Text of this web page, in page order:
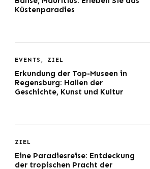
Küstenparadies
EVENTS ZIEL
Erkundung der Top-Museen in
Regensburg: Hallen der
Geschichte, Kunst und Kultur
ZIEL
Eine Paradiesreise: Entdeckung
der tropischen Pracht der